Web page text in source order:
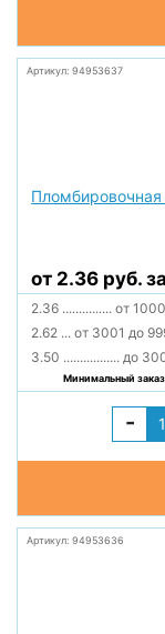
Артикул: 94953637
от 2.36 руб.
2.36 ............... от
2.62 ... от 3001 до
3.50 ................. до
Минимальный
-
Артикул: 94953636